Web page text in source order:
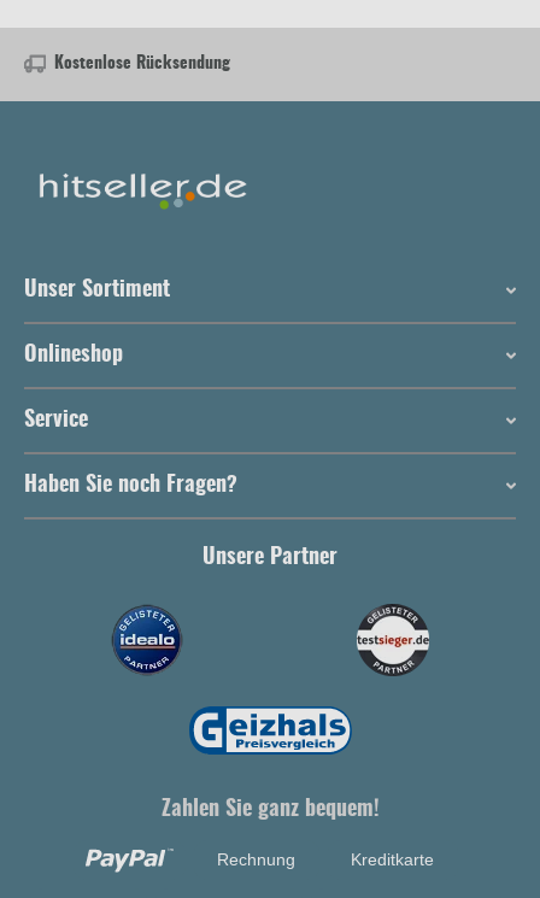
Kostenlose Rücksendung
Unser Sortiment
Onlineshop
Service
Haben Sie noch Fragen?
Unsere Partner
Zahlen Sie ganz bequem!
Rechnung Kreditkarte